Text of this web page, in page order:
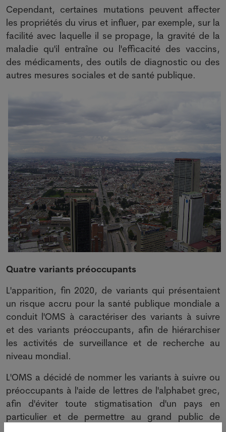
Cependant, certaines mutations peuvent affecter
les propriétés du virus et influer, par exemple, sur la
facilité avec laquelle il se propage, la gravité de la
maladie qu'il entraîne ou l'efficacité des vaccins,
des médicaments, des outils de diagnostic ou des
autres mesures sociales et de santé publique.
Quatre variants préoccupants
L'apparition, fin 2020, de variants qui présentaient
un risque accru pour la santé publique mondiale a
conduit l'OMS à caractériser des variants à suivre
et des variants préoccupants, afin de hiérarchiser
les activités de surveillance et de recherche au
niveau mondial.
L'OMS a décidé de nommer les variants à suivre ou
préoccupants à l'aide de lettres de l'alphabet grec,
afin d'éviter toute stigmatisation d'un pays en
particulier et de permettre au grand public de